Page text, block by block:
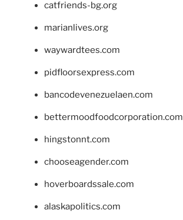
catfriends-bg.org
marianlives.org
waywardtees.com
pidfloorsexpress.com
bancodevenezuelaen.com
bettermoodfoodcorporation.com
hingstonnt.com
chooseagender.com
hoverboardssale.com
alaskapolitics.com